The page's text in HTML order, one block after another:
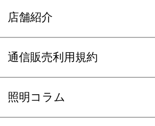
店舗紹介
通信販売利用規約
照明コラム